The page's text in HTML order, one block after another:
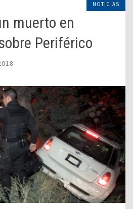
NOTICIAS
muerto en
Periférico